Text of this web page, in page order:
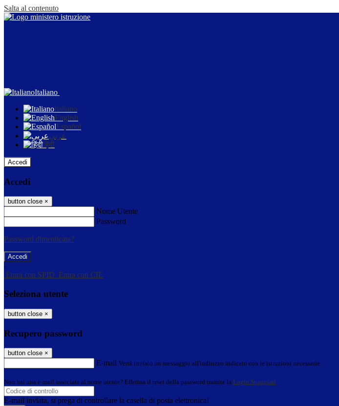
Salta al contenuto
Italiano
Italiano
English
Español
عربى
हिंदी
Accedi
Accedi
button close ×
Nome Utente
Password
Password dimenticata?
-
Entra con SPID Entra con CIE
Seleziona utente
button close ×
Recupero password
button close ×
E-mail Verrà inviato un messaggio all'indirizzo indicato con le istruzioni necessarie.
Non hai una e-mail associata al nome utente? Effettua il reset della password tramite la Login Spaggiari
E-mail inviata, si prega di controllare la casella di posta elettronica!